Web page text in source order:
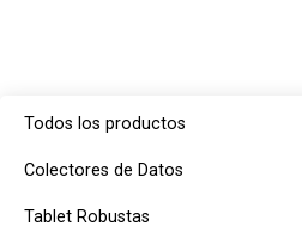
Todos los productos
Colectores de Datos
Tablet Robustas